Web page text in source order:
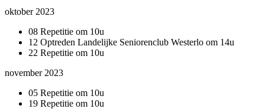
oktober 2023
08 Repetitie om 10u
12 Optreden Landelijke Seniorenclub Westerlo om 14u
22 Repetitie om 10u
november 2023
05 Repetitie om 10u
19 Repetitie om 10u